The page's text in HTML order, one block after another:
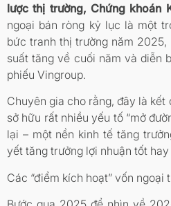
lược thị trường, Chứng khoán
ngoại bán ròng kỷ lục là một
bức tranh thị trường năm
suất tăng về cuối năm và diễn
phiếu Vingroup.
Chuyên gia cho rằng, đây là
sở hữu rất nhiều yếu tố “mở
lại – một nền kinh tế tăng
yết tăng trưởng lợi nhuận tốt
Các “điểm kích hoạt” vốn ngoại